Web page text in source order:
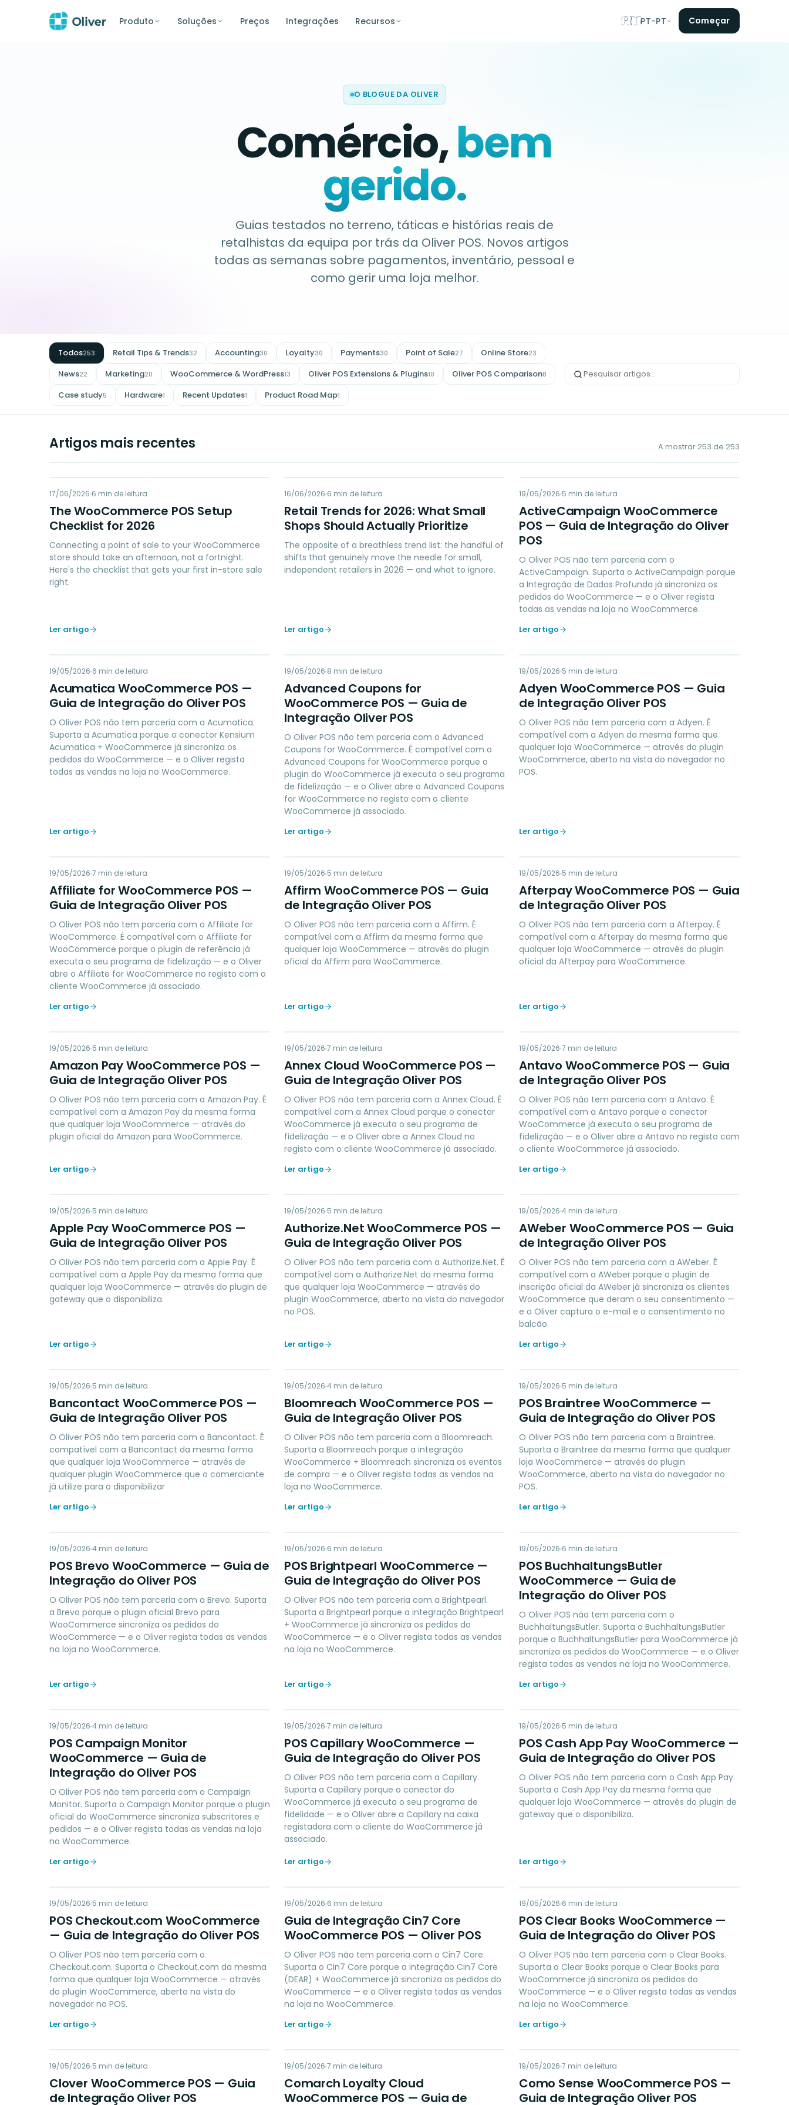
Produto Soluções Preços Integrações Recursos 🇵🇹PT-PT Começar
O BLOGUE DA OLIVER
Comércio,bem
gerido.
Guias testados no terreno, táticas e histórias reais de
retalhistas da equipa por trás da Oliver POS. Novos artigos
todas as semanas sobre pagamentos, inventário, pessoal e
como gerir uma loja melhor.
Todos253 Retail Tips & Trends32 Accounting30 Loyalty30 Payments30 Point of Sale27 Online Store23
News22 Marketing20 WooCommerce & WordPress13 Oliver POS Extensions & Plugins10 Oliver POS Comparison8
Case study5 Hardware1 Recent Updates1 Product Road Map1
Artigos mais recentes A mostrar253 de 253
WP
POINT OF SALE
17/06/2026 6 min de leitura
The WooCommerce POS Setup
Checklist for 2026
Connecting a point of sale to your WooCommerce
store should take an afternoon, not a fortnight.
Here's the checklist that gets your first in-store sale
right.
Ler artigo
RT
RETAIL TIPS & TRENDS
16/06/2026 6 min de leitura
Retail Trends for 2026: What Small
Shops Should Actually Prioritize
The opposite of a breathless trend list: the handful of
shifts that genuinely move the needle for small,
independent retailers in 2026 — and what to ignore.
Ler artigo
AW
MARKETING
19/05/2026 5 min de leitura
ActiveCampaign WooCommerce
POS — Guia de Integração do Oliver
POS
O Oliver POS não tem parceria com o
ActiveCampaign. Suporta o ActiveCampaign porque
a Integração de Dados Profunda já sincroniza os
pedidos do WooCommerce — e o Oliver regista
todas as vendas na loja no WooCommerce.
Ler artigo
AW
ACCOUNTING
19/05/2026 6 min de leitura
Acumatica WooCommerce POS —
Guia de Integração do Oliver POS
O Oliver POS não tem parceria com a Acumatica.
Suporta a Acumatica porque o conector Kensium
Acumatica + WooCommerce já sincroniza os
pedidos do WooCommerce — e o Oliver regista
todas as vendas na loja no WooCommerce.
Ler artigo
AC
LOYALTY
19/05/2026 8 min de leitura
Advanced Coupons for
WooCommerce POS — Guia de
Integração Oliver POS
O Oliver POS não tem parceria com o Advanced
Coupons for WooCommerce. É compatível com o
Advanced Coupons for WooCommerce porque o
plugin do WooCommerce já executa o seu programa
de fidelização — e o Oliver abre o Advanced Coupons
for WooCommerce no registo com o cliente
WooCommerce já associado.
Ler artigo
AW
PAYMENTS
19/05/2026 5 min de leitura
Adyen WooCommerce POS — Guia
de Integração Oliver POS
O Oliver POS não tem parceria com a Adyen. É
compatível com a Adyen da mesma forma que
qualquer loja WooCommerce — através do plugin
WooCommerce, aberto na vista do navegador no
POS.
Ler artigo
AW
LOYALTY
19/05/2026 7 min de leitura
Affiliate for WooCommerce POS —
Guia de Integração Oliver POS
O Oliver POS não tem parceria com o Affiliate for
WooCommerce. É compatível com o Affiliate for
WooCommerce porque o plugin de referência já
executa o seu programa de fidelização — e o Oliver
abre o Affiliate for WooCommerce no registo com o
cliente WooCommerce já associado.
Ler artigo
AW
PAYMENTS
19/05/2026 5 min de leitura
Affirm WooCommerce POS — Guia
de Integração Oliver POS
O Oliver POS não tem parceria com a Affirm. É
compatível com a Affirm da mesma forma que
qualquer loja WooCommerce — através do plugin
oficial da Affirm para WooCommerce.
Ler artigo
AW
PAYMENTS
19/05/2026 5 min de leitura
Afterpay WooCommerce POS — Guia
de Integração Oliver POS
O Oliver POS não tem parceria com a Afterpay. É
compatível com a Afterpay da mesma forma que
qualquer loja WooCommerce — através do plugin
oficial da Afterpay para WooCommerce.
Ler artigo
AP
PAYMENTS
19/05/2026 5 min de leitura
Amazon Pay WooCommerce POS —
Guia de Integração Oliver POS
O Oliver POS não tem parceria com a Amazon Pay. É
compatível com a Amazon Pay da mesma forma
que qualquer loja WooCommerce — através do
plugin oficial da Amazon para WooCommerce.
Ler artigo
AC
LOYALTY
19/05/2026 7 min de leitura
Annex Cloud WooCommerce POS —
Guia de Integração Oliver POS
O Oliver POS não tem parceria com a Annex Cloud. É
compatível com a Annex Cloud porque o conector
WooCommerce já executa o seu programa de
fidelização — e o Oliver abre a Annex Cloud no
registo com o cliente WooCommerce já associado.
Ler artigo
AW
LOYALTY
19/05/2026 7 min de leitura
Antavo WooCommerce POS — Guia
de Integração Oliver POS
O Oliver POS não tem parceria com a Antavo. É
compatível com a Antavo porque o conector
WooCommerce já executa o seu programa de
fidelização — e o Oliver abre a Antavo no registo com
o cliente WooCommerce já associado.
Ler artigo
AP
PAYMENTS
19/05/2026 5 min de leitura
Apple Pay WooCommerce POS —
Guia de Integração Oliver POS
O Oliver POS não tem parceria com a Apple Pay. É
compatível com a Apple Pay da mesma forma que
qualquer loja WooCommerce — através do plugin de
gateway que o disponibiliza.
Ler artigo
AN
PAYMENTS
19/05/2026 5 min de leitura
Authorize.Net WooCommerce POS —
Guia de Integração Oliver POS
O Oliver POS não tem parceria com a Authorize.Net. É
compatível com a Authorize.Net da mesma forma
que qualquer loja WooCommerce — através do
plugin WooCommerce, aberto na vista do navegador
no POS.
Ler artigo
AW
MARKETING
19/05/2026 4 min de leitura
AWeber WooCommerce POS — Guia
de Integração Oliver POS
O Oliver POS não tem parceria com a AWeber. É
compatível com a AWeber porque o plugin de
inscrição oficial da AWeber já sincroniza os clientes
WooCommerce que deram o seu consentimento —
e o Oliver captura o e-mail e o consentimento no
balcão.
Ler artigo
BW
PAYMENTS
19/05/2026 5 min de leitura
Bancontact WooCommerce POS —
Guia de Integração Oliver POS
O Oliver POS não tem parceria com a Bancontact. É
compatível com a Bancontact da mesma forma
que qualquer loja WooCommerce — através de
qualquer plugin WooCommerce que o comerciante
já utilize para o disponibilizar
Ler artigo
BW
MARKETING
19/05/2026 4 min de leitura
Bloomreach WooCommerce POS —
Guia de Integração Oliver POS
O Oliver POS não tem parceria com a Bloomreach.
Suporta a Bloomreach porque a integração
WooCommerce + Bloomreach sincroniza os eventos
de compra — e o Oliver regista todas as vendas na
loja no WooCommerce.
Ler artigo
PB
PAYMENTS
19/05/2026 5 min de leitura
POS Braintree WooCommerce —
Guia de Integração do Oliver POS
O Oliver POS não tem parceria com a Braintree.
Suporta a Braintree da mesma forma que qualquer
loja WooCommerce — através do plugin
WooCommerce, aberto na vista do navegador no
POS.
Ler artigo
PB
MARKETING
19/05/2026 4 min de leitura
POS Brevo WooCommerce — Guia de
Integração do Oliver POS
O Oliver POS não tem parceria com a Brevo. Suporta
a Brevo porque o plugin oficial Brevo para
WooCommerce sincroniza os pedidos do
WooCommerce — e o Oliver regista todas as vendas
na loja no WooCommerce.
Ler artigo
PB
ACCOUNTING
19/05/2026 6 min de leitura
POS Brightpearl WooCommerce —
Guia de Integração do Oliver POS
O Oliver POS não tem parceria com a Brightpearl.
Suporta a Brightpearl porque a integração Brightpearl
+ WooCommerce já sincroniza os pedidos do
WooCommerce — e o Oliver regista todas as vendas
na loja no WooCommerce.
Ler artigo
PB
ACCOUNTING
19/05/2026 6 min de leitura
POS BuchhaltungsButler
WooCommerce — Guia de
Integração do Oliver POS
O Oliver POS não tem parceria com o
BuchhaltungsButler. Suporta o BuchhaltungsButler
porque o BuchhaltungsButler para WooCommerce já
sincroniza os pedidos do WooCommerce — e o Oliver
regista todas as vendas na loja no WooCommerce.
Ler artigo
PC
MARKETING
19/05/2026 4 min de leitura
POS Campaign Monitor
WooCommerce — Guia de
Integração do Oliver POS
O Oliver POS não tem parceria com o Campaign
Monitor. Suporta o Campaign Monitor porque o plugin
oficial do WooCommerce sincroniza subscritores e
pedidos — e o Oliver regista todas as vendas na loja
no WooCommerce.
Ler artigo
PC
LOYALTY
19/05/2026 7 min de leitura
POS Capillary WooCommerce —
Guia de Integração do Oliver POS
O Oliver POS não tem parceria com a Capillary.
Suporta a Capillary porque o conector do
WooCommerce já executa o seu programa de
fidelidade — e o Oliver abre a Capillary na caixa
registadora com o cliente do WooCommerce já
associado.
Ler artigo
PC
PAYMENTS
19/05/2026 5 min de leitura
POS Cash App Pay WooCommerce —
Guia de Integração do Oliver POS
O Oliver POS não tem parceria com o Cash App Pay.
Suporta o Cash App Pay da mesma forma que
qualquer loja WooCommerce — através do plugin de
gateway que o disponibiliza.
Ler artigo
PC
PAYMENTS
19/05/2026 5 min de leitura
POS Checkout.com WooCommerce
— Guia de Integração do Oliver POS
O Oliver POS não tem parceria com o
Checkout.com. Suporta o Checkout.com da mesma
forma que qualquer loja WooCommerce — através
do plugin WooCommerce, aberto na vista do
navegador no POS.
Ler artigo
GD
ACCOUNTING
19/05/2026 6 min de leitura
Guia de Integração Cin7 Core
WooCommerce POS — Oliver POS
O Oliver POS não tem parceria com o Cin7 Core.
Suporta o Cin7 Core porque a integração Cin7 Core
(DEAR) + WooCommerce já sincroniza os pedidos do
WooCommerce — e o Oliver regista todas as vendas
na loja no WooCommerce.
Ler artigo
PC
ACCOUNTING
19/05/2026 6 min de leitura
POS Clear Books WooCommerce —
Guia de Integração do Oliver POS
O Oliver POS não tem parceria com o Clear Books.
Suporta o Clear Books porque o Clear Books para
WooCommerce já sincroniza os pedidos do
WooCommerce — e o Oliver regista todas as vendas
na loja no WooCommerce.
Ler artigo
CW
PAYMENTS
19/05/2026 5 min de leitura
Clover WooCommerce POS — Guia
de Integração Oliver POS
CL
LOYALTY
19/05/2026 7 min de leitura
Comarch Loyalty Cloud
WooCommerce POS — Guia de
CS
LOYALTY
19/05/2026 7 min de leitura
Como Sense WooCommerce POS —
Guia de Integração Oliver POS